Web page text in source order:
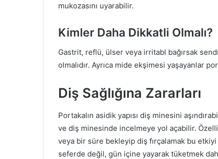
mukozasını uyarabilir.
Kimler Daha Dikkatli Olmalı?
Gastrit, reflü, ülser veya irritabl bağırsak
olmalıdır. Ayrıca mide ekşimesi yaşayanlar
Diş Sağlığına Zararları
Portakalın asidik yapısı diş minesini
ve diş minesinde incelmeye yol açabilir.
veya bir süre bekleyip diş fırçalamak bu
seferde değil, gün içine yayarak tüketmek